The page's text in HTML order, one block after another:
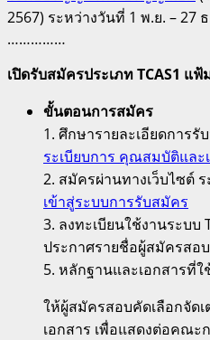
2567) ระหว่างวันที่ 1 พ.ย. – 27
……………
เปิดรับสมัครประเภท TCAS1 แ
ขั้นตอนการสมัคร
1. ศึกษารายละเอียดการรั
ระเบียบการ คุณสมบัติแล
2. สมัครผ่านทางเว็บไซต์
เข้าสู่ระบบการรับสมัคร
3. ลงทะเบียนใช้งานระบบ
ประกาศรายชื่อผู้สมัครสอ
5. หลักฐานและเอกสารที่
ให้ผู้สมัครสอบคัดเลือกจัด
เอกสาร เพื่อแสดงต่อคณ